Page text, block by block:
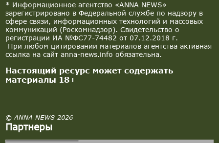
* Информационное агентство «ANNA NEWS»
зарегистрировано в Федеральной службе по надзору в
сфере связи, информационных технологий и массовых
коммуникаций (Роскомнадзор). Свидетельство о
регистрации ИА №ФС77-74482 от 07.12.2018 г.
При любом цитировании материалов агентства активная
ссылка на сайт anna-news.info обязательна.
Настоящий ресурс может содержать
материалы 18+
© ANNA NEWS 2026
Партнеры